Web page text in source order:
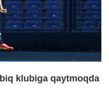
klubiga qaytmoqda